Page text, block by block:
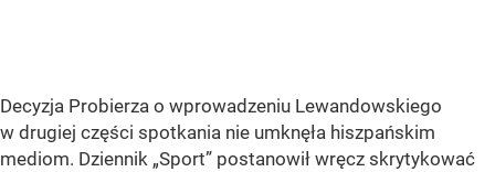
Decyzja Probierza o wprowadzeniu Lewandowskiego
w drugiej części spotkania nie umknęła hiszpańskim
mediom. Dziennik „Sport” postanowił wręcz skrytykować